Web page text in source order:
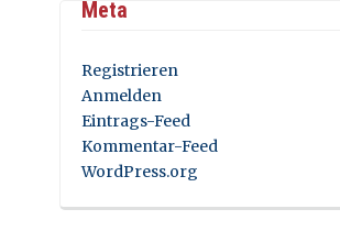
Meta
Registrieren
Anmelden
Eintrags-Feed
Kommentar-Feed
WordPress.org